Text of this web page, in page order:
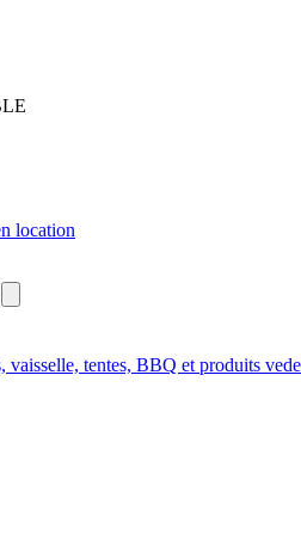
location
vaisselle, tentes, BBQ et produits